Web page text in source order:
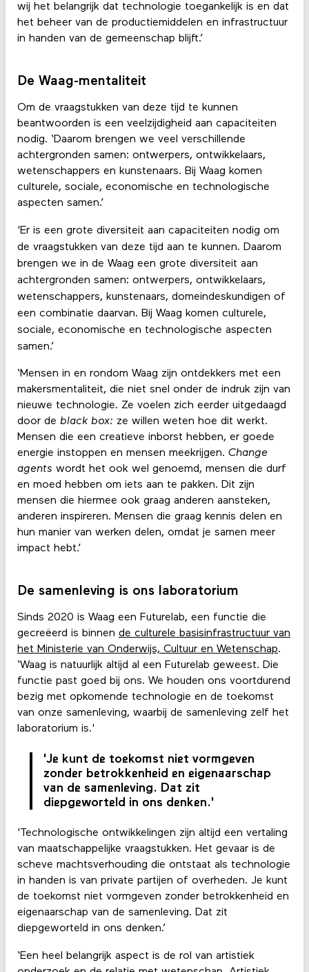
wij het belangrijk dat technologie toegankelijk is en dat
het beheer van de productiemiddelen en infrastructuur
in handen van de gemeenschap blijft.’
De Waag-mentaliteit
Om de vraagstukken van deze tijd te kunnen
beantwoorden is een veelzijdigheid aan capaciteiten
nodig. ‘Daarom brengen we veel verschillende
achtergronden samen: ontwerpers, ontwikkelaars,
wetenschappers en kunstenaars. Bij Waag komen
culturele, sociale, economische en technologische
aspecten samen.’
'Er is een grote diversiteit aan capaciteiten nodig om
de vraagstukken van deze tijd aan te kunnen. Daarom
brengen we in de Waag een grote diversiteit aan
achtergronden samen: ontwerpers, ontwikkelaars,
wetenschappers, kunstenaars, domeindeskundigen of
een combinatie daarvan. Bij Waag komen culturele,
sociale, economische en technologische aspecten
samen.’
‘Mensen in en rondom Waag zijn ontdekkers met een
makersmentaliteit, die niet snel onder de indruk zijn van
nieuwe technologie. Ze voelen zich eerder uitgedaagd
door de black box: ze willen weten hoe dit werkt.
Mensen die een creatieve inborst hebben, er goede
energie instoppen en mensen meekrijgen. Change
agents wordt het ook wel genoemd, mensen die durf
en moed hebben om iets aan te pakken. Dit zijn
mensen die hiermee ook graag anderen aansteken,
anderen inspireren. Mensen die graag kennis delen en
hun manier van werken delen, omdat je samen meer
impact hebt.’
De samenleving is ons laboratorium
Sinds 2020 is Waag een Futurelab, een functie die
gecreëerd is binnen de culturele basisinfrastructuur van
het Ministerie van Onderwijs, Cultuur en Wetenschap.
‘Waag is natuurlijk altijd al een Futurelab geweest. Die
functie past goed bij ons. We houden ons voortdurend
bezig met opkomende technologie en de toekomst
van onze samenleving, waarbij de samenleving zelf het
laboratorium is.'
'Je kunt de toekomst niet vormgeven
zonder betrokkenheid en eigenaarschap
van de samenleving. Dat zit
diepgeworteld in ons denken.'
'Technologische ontwikkelingen zijn altijd een vertaling
van maatschappelijke vraagstukken. Het gevaar is de
scheve machtsverhouding die ontstaat als technologie
in handen is van private partijen of overheden. Je kunt
de toekomst niet vormgeven zonder betrokkenheid en
eigenaarschap van de samenleving. Dat zit
diepgeworteld in ons denken.’
‘Een heel belangrijk aspect is de rol van artistiek